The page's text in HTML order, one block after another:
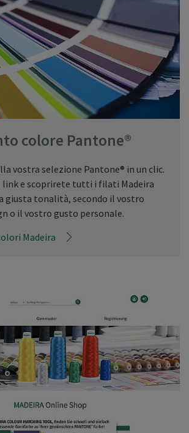
colore Pantone®
vostra selezione Pantone® in un clic.
link e scoprirete tutti i filati Madeira
giusta tonalità, secondo il vostro
o il vostro gusto personale.
Madeira